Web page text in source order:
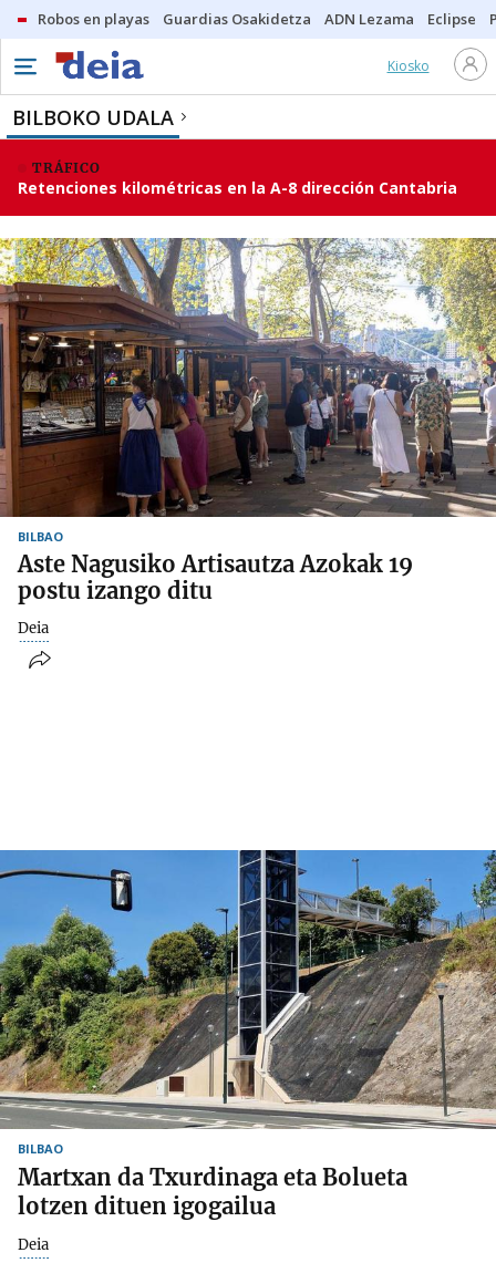
Robos en playas Guardias Osakidetza ADN Lezama Eclipse
Kiosko
BILBOKO UDALA
TRÁFICO
Retenciones kilométricas en la A-8 dirección Cantabria
BILBAO
Aste Nagusiko Artisautza Azokak 19
postu izango ditu
Deia
BILBAO
Martxan da Txurdinaga eta Bolueta
lotzen dituen igogailua
Deia